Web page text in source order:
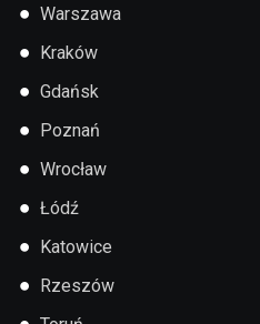
● Warszawa
● Kraków
● Gdańsk
● Poznań
● Wrocław
● Łódź
● Katowice
● Rzeszów